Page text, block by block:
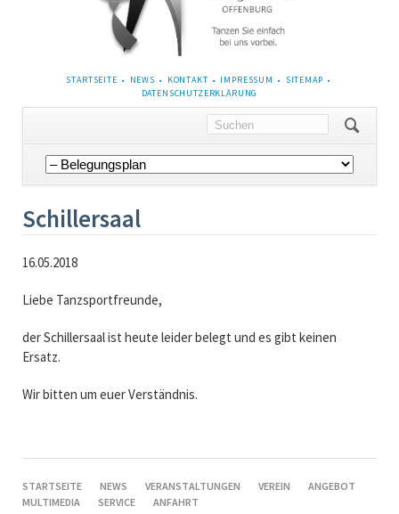
NAVIGATION
STARTSEITE NEWS KONTAKT IMPRESSUM
SITEMAP
DATENSCHUTZERKLÄRUNG
Navigation
überspringen
Schillersaal
16.05.2018
Liebe Tanzsportfreunde,
der Schillersaal ist heute leider belegt und es gibt keinen
Ersatz.
Wir bitten um euer Verständnis.
NAVIGATION
ÜBERSPRINGEN
STARTSEITE NEWS VERANSTALTUNGEN VEREIN
ANGEBOT
MULTIMEDIA
SERVICE ANFAHRT